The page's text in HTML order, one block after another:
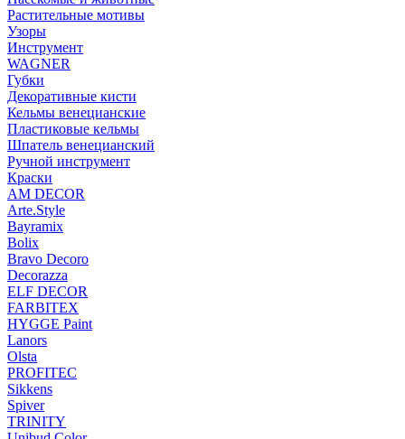
Растительные мотивы
Узоры
Инструмент
WAGNER
Губки
Декоративные кисти
Кельмы венецианские
Пластиковые кельмы
Шпатель венецианский
Ручной инструмент
Краски
AM DECOR
Arte.Style
Bayramix
Bolix
Bravo Decoro
Decorazza
ELF DECOR
FARBITEX
HYGGE Paint
Lanors
Olsta
PROFITEC
Sikkens
Spiver
TRINITY